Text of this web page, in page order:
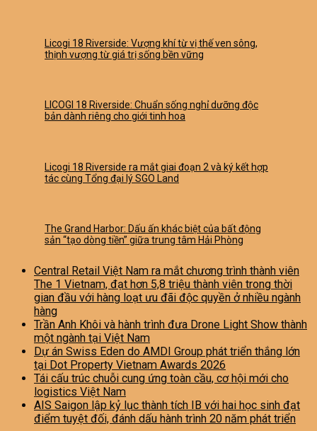
Licogi 18 Riverside: Vượng khí từ vị thế ven sông,
thịnh vượng từ giá trị sống bền vững
LICOGI 18 Riverside: Chuẩn sống nghỉ dưỡng độc
bản dành riêng cho giới tinh hoa
Licogi 18 Riverside ra mắt giai đoạn 2 và ký kết hợp
tác cùng Tổng đại lý SGO Land
The Grand Harbor: Dấu ấn khác biệt của bất động
sản “tạo dòng tiền” giữa trung tâm Hải Phòng
Central Retail Việt Nam ra mắt chương trình thành viên
The 1 Vietnam, đạt hơn 5,8 triệu thành viên trong thời
gian đầu với hàng loạt ưu đãi độc quyền ở nhiều ngành
hàng
Trần Anh Khôi và hành trình đưa Drone Light Show thành
một ngành tại Việt Nam
Dự án Swiss Eden do AMDI Group phát triển thắng lớn
tại Dot Property Vietnam Awards 2026
Tái cấu trúc chuỗi cung ứng toàn cầu, cơ hội mới cho
logistics Việt Nam
AIS Saigon lập kỷ lục thành tích IB với hai học sinh đạt
điểm tuyệt đối, đánh dấu hành trình 20 năm phát triển